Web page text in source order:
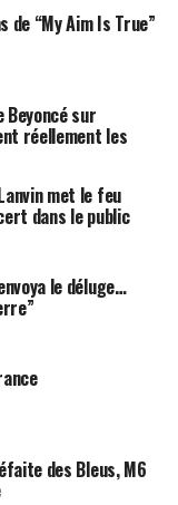
de “My Aim Is True”
Beyoncé sur
réellement les
met le feu
dans le public
le déluge…
des Bleus, M6